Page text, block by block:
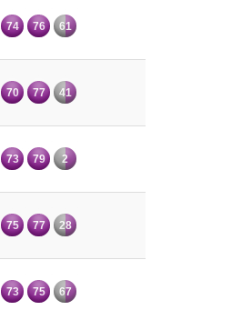
74 76 61
70 77 41
73 79 2
75 77 28
73 75 67